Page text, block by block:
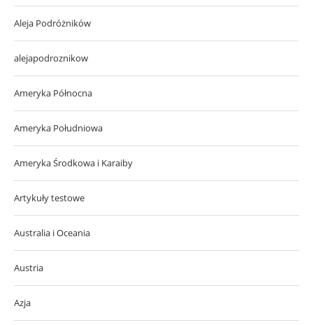
Aleja Podróżników
alejapodroznikow
Ameryka Północna
Ameryka Południowa
Ameryka Środkowa i Karaiby
Artykuły testowe
Australia i Oceania
Austria
Azja